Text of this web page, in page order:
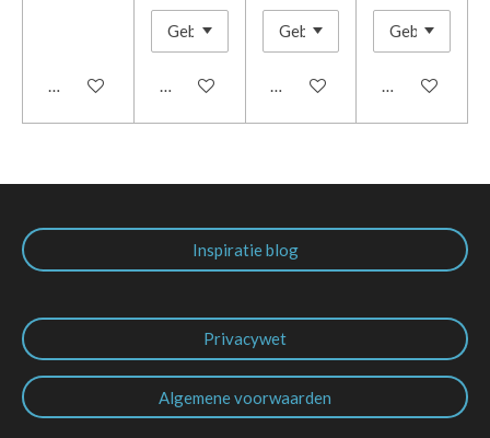
In winkelwagen In winkelwagen In winkelwagen In
Inspiratie blog
Privacywet
Algemene voorwaarden